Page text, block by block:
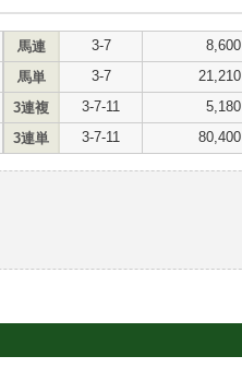
馬連 3-7 8,600
馬単 3-7 21,210
3連複 3-7-11 5,180
3連単 3-7-11 80,400